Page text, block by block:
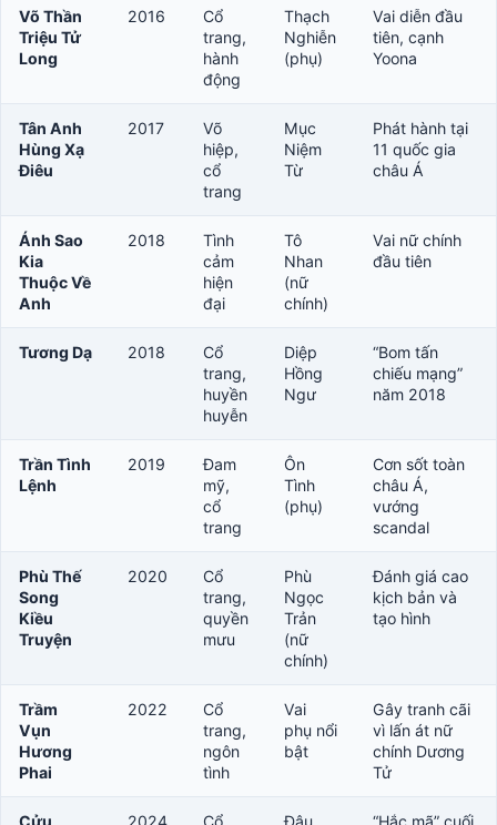
Võ Thần
Triệu Tử
Long
2016
Cổ
trang,
hành
động
Thạch
Nghiễn
(phụ)
Vai diễn đầu
tiên, cạnh
Yoona
Tân Anh
Hùng Xạ
Điêu
2017
Võ
hiệp,
cổ
trang
Mục
Niệm
Từ
Phát hành tại
11 quốc gia
châu Á
Ánh Sao
Kia
Thuộc Về
Anh
2018
Tình
cảm
hiện
đại
Tô
Nhan
(nữ
chính)
Vai nữ chính
đầu tiên
Tương Dạ 2018
Cổ
trang,
huyền
huyễn
Diệp
Hồng
Ngư
“Bom tấn
chiếu mạng”
năm 2018
Trần Tình
Lệnh
2019
Đam
mỹ,
cổ
trang
Ôn
Tình
(phụ)
Cơn sốt toàn
châu Á,
vướng
scandal
Phù Thế
Song
Kiều
Truyện
2020
Cổ
trang,
quyền
mưu
Phù
Ngọc
Trản
(nữ
chính)
Đánh giá cao
kịch bản và
tạo hình
Trầm
Vụn
Hương
Phai
2022
Cổ
trang,
ngôn
tình
Vai
phụ nổi
bật
Gây tranh cãi
vì lấn át nữ
chính Dương
Tử
Cửu 2024 Cổ Đậu “Hắc mã” cuối